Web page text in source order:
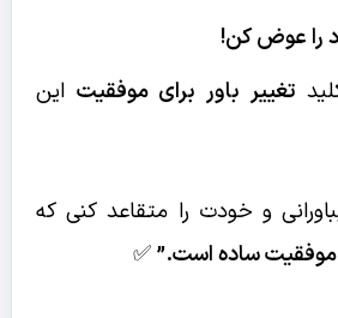
را عوض کن!
تغییر باور برای موفقیت این
و خودت را متقاعد کنی که
موفقیت ساده است.”✅